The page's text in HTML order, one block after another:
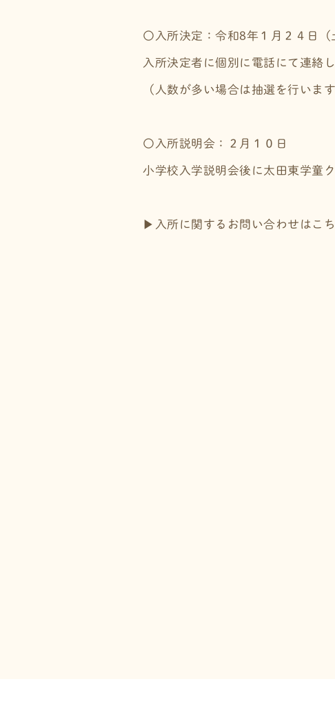
〇入所決定：令和8年１月２４日（
入所決定者に個別に電話にて連絡し
（人数が多い場合は抽選を行いま
〇入所説明会：２月１０日
小学校入学説明会後に太田東学童
▶入所に関するお問い合わせはこ